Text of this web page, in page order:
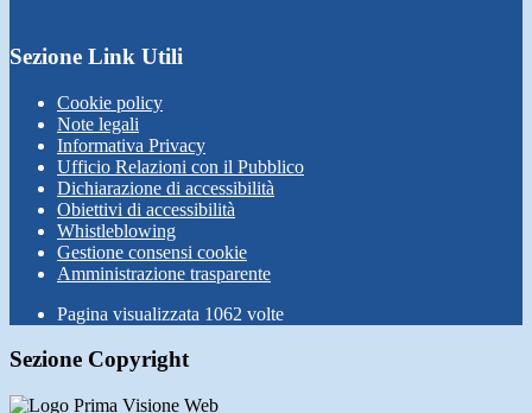
Sezione Link Utili
Cookie policy
Note legali
Informativa Privacy
Ufficio Relazioni con il Pubblico
Dichiarazione di accessibilità
Obiettivi di accessibilità
Whistleblowing
Gestione consensi cookie
Amministrazione trasparente
Pagina visualizzata 1062 volte
Sezione Copyright